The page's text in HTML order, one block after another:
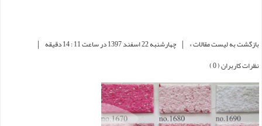
بازگشت به لیست مقالات » | چهارشنبه 22 اسفند 1397 در ساعت 11 : 14 دقیقه |
نظرات کاربران ( 0 )